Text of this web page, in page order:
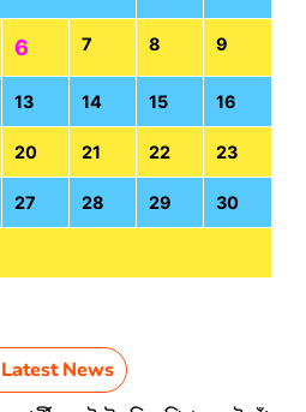
6 7 8 9
13 14 15 16
20 21 22 23
27 28 29 30
Latest News